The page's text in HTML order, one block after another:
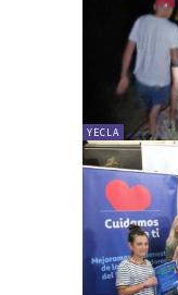
YECLA